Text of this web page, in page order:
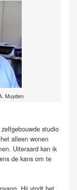
Muyden
studio
alleen wonen
Uiteraard kan ik
de kans om te
Hij vindt het